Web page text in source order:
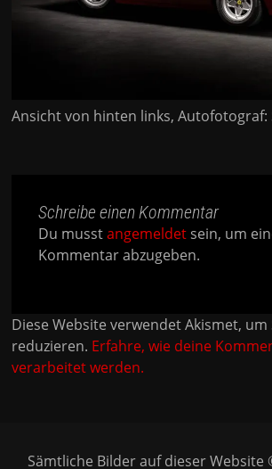
Ansicht von hinten links, Autofotograf:
Schreibe einen Kommentar
Du musstangemeldet sein, um
Kommentar abzugeben.
Diese Website verwendet Akismet, um
reduzieren. Erfahre, wie deine
verarbeitet werden.
Sämtliche Bilder auf dieser Website